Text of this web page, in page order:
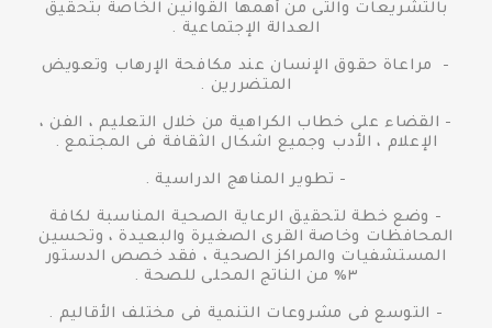
بالتشريعات والتى من أهمها القوانين الخاصة بتحقيق
العدالة الإجتماعية .
- مراعاة حقوق الإنسان عند مكافحة الإرهاب وتعويض
المتضررين .
- القضاء على خطاب الكراهية من خلال التعليم ، الفن ،
الإعلام ، الأدب وجميع اشكال الثقافة فى المجتمع .
- تطوير المناهج الدراسية .
- وضع خطة لتحقيق الرعاية الصحية المناسبة لكافة
المحافظات وخاصة القرى الصغيرة والبعيدة ، وتحسين
المستشفيات والمراكز الصحية ، فقد خصص الدستور
٣% من الناتج المحلى للصحة .
- التوسع فى مشروعات التنمية فى مختلف الأقاليم .